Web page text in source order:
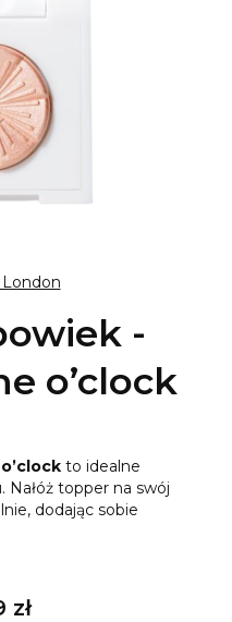
-
o’clock
to idealne
topper na swój
dodając sobie
zł